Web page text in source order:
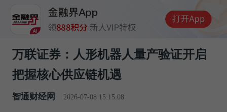
万联证券：人形机器人量产验证开启
把握核心供应链机遇
智通财经网 2026-07-08 15:15:08